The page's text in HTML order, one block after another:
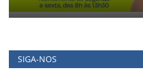
SIGA-NOS